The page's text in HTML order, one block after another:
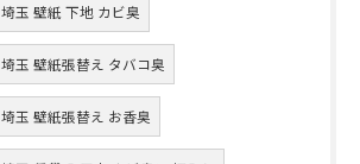
埼玉 壁紙 下地 カビ臭
埼玉 壁紙張替え タバコ臭
埼玉 壁紙張替え お香臭